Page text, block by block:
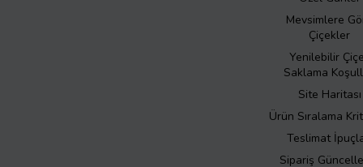
Mevsimlere
Çiçekler
Yenilebilir
Saklama
Site Haritası
Ürün Sıralama
Teslimat
Sipariş